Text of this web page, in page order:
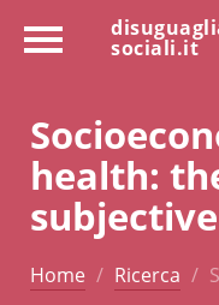
sociali.it
health:
Home Ricerca